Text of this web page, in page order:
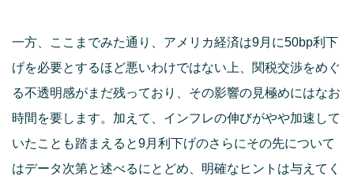
一方、ここまでみた通り、アメリカ経済は9月に50bp利下
げを必要とするほど悪いわけではない上、関税交渉をめぐ
る不透明感がまだ残っており、その影響の見極めにはなお
時間を要します。加えて、インフレの伸びがやや加速して
いたことも踏まえると9月利下げのさらにその先について
はデータ次第と述べるにとどめ、明確なヒントは与えてく